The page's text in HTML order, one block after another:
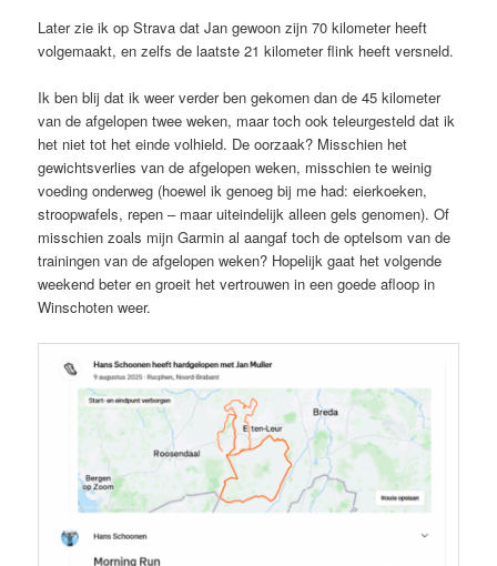
Later zie ik op Strava dat Jan gewoon zijn 70 kilometer heeft
volgemaakt, en zelfs de laatste 21 kilometer flink heeft versneld.
Ik ben blij dat ik weer verder ben gekomen dan de 45 kilometer
van de afgelopen twee weken, maar toch ook teleurgesteld dat ik
het niet tot het einde volhield. De oorzaak? Misschien het
gewichtsverlies van de afgelopen weken, misschien te weinig
voeding onderweg (hoewel ik genoeg bij me had: eierkoeken,
stroopwafels, repen – maar uiteindelijk alleen gels genomen). Of
misschien zoals mijn Garmin al aangaf toch de optelsom van de
trainingen van de afgelopen weken? Hopelijk gaat het volgende
weekend beter en groeit het vertrouwen in een goede afloop in
Winschoten weer.